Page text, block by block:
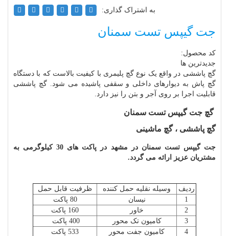
به اشتراک گذاری:
جت گیپس تست سمنان
کد محصول:
جدیدترین ها
گچ پاششی در واقع یک نوع گچ پلیمری با کیفیت بالاست که با دستگاه
گچ پاش به دیوارهای داخلی و سقفی پاشیده می شود. گچ پاششی
قابلیت اجرا بر روی آجر و بتن را نیز دارد.
گچ جت گیپس تست سمنان
گچ پاششی ، گچ ماشینی
جت گیپس تست سمنان در مشهد در پاکت های 30 کیلوگرمی به
مشتریان عزیز ارائه می گردد.
ردیف وسیله نقلیه حمل کننده
ظرفیت قابل حمل
1
نیسان
80 پاکت
2
خاور
160 پاکت
3
کامیون تک محور
400 پاکت
4
کامیون جفت محور
533 پاکت